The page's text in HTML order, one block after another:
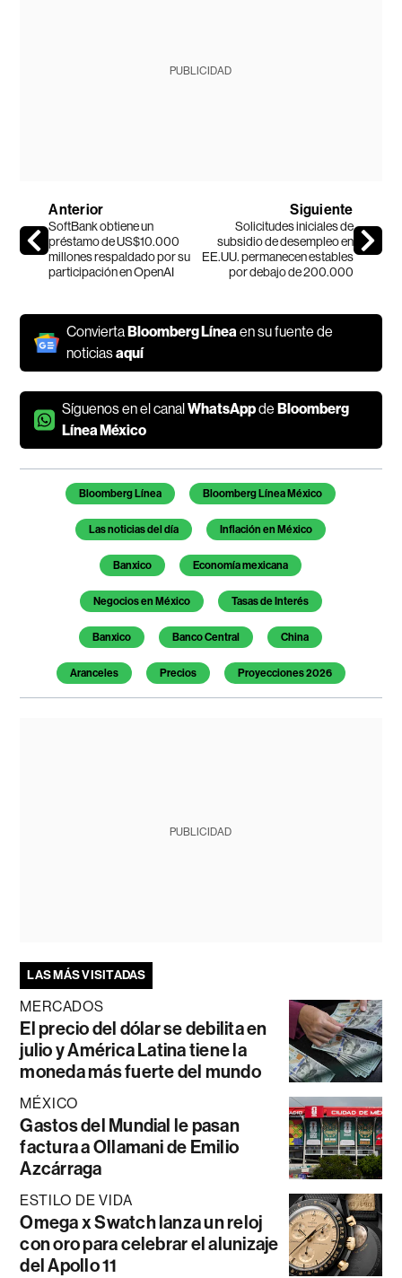
PUBLICIDAD
Anterior
SoftBank obtiene un
préstamo de US$10.000
millones respaldado por su
participación en OpenAI
Siguiente
Solicitudes iniciales de
subsidio de desempleo en
EE.UU. permanecen estables
por debajo de 200.000
ConviertaBloomberg Líneaen su fuente de
noticiasaquí
Síguenos en el canalWhatsAppdeBloomberg
Línea México
Temas de este artículo
Bloomberg Línea Bloomberg Línea México
Las noticias del día Inflación en México
Banxico Economía mexicana
Negocios en México Tasas de Interés
Banxico Banco Central China
Aranceles Precios Proyecciones 2026
PUBLICIDAD
LAS MÁS VISITADAS
MERCADOS
El precio del dólar se debilita en
julio y América Latina tiene la
moneda más fuerte del mundo
MÉXICO
Gastos del Mundial le pasan
factura a Ollamani de Emilio
Azcárraga
ESTILO DE VIDA
Omega x Swatch lanza un reloj
con oro para celebrar el alunizaje
del Apollo 11